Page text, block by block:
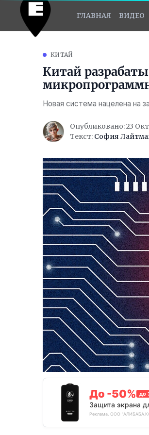
ГЛАВНАЯ ВИДЕО
КИТАЙ
Китай
Новая система нацелена на
Опубликовано: 23
Текст: София
До -50% до
Защита экрана
Реклама. ООО